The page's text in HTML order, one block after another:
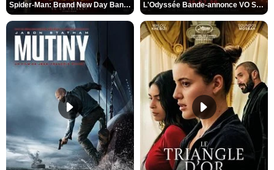
Spider-Man: Brand New Day Bande-annonce VO STFR L'Odyssée Bande-annonce VO STFR